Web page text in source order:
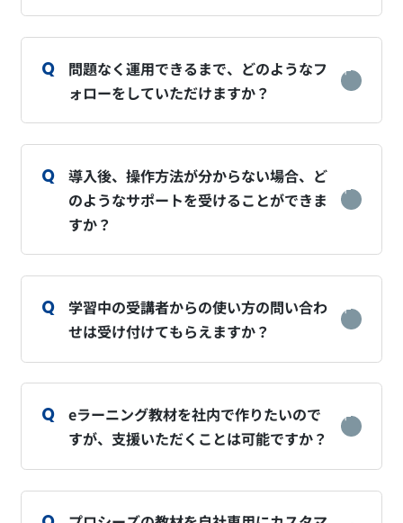
問題なく運用できるまで、どのようなフ
ォローをしていただけますか？
導入後、操作方法が分からない場合、ど
のようなサポートを受けることができま
すか？
学習中の受講者からの使い方の問い合わ
せは受け付けてもらえますか？
eラーニング教材を社内で作りたいので
すが、支援いただくことは可能ですか？